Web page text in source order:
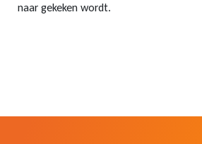
naar gekeken wordt.